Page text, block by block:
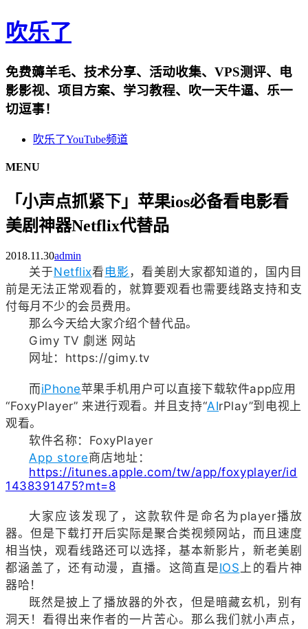
吹乐了
免费薅羊毛、技术分享、活动收集、VPS测评、电
影影视、项目方案、学习教程、吹一天牛逼、乐一
切逗事！
吹乐了YouTube频道
MENU
「小声点抓紧下」苹果ios必备看电影看
美剧神器Netflix代替品
2018.11.30admin
关于Netflix看 电影 ，看美剧大家都知道的，国内目
前是无法正常观看的，就算要观看也需要线路支持和支
付每月不少的会员费用。
那么今天给大家介绍个替代品。
Gimy TV 劇迷 网站
网址：https://gimy.tv
而iPhone苹果手机用户可以直接下载软件app应用
“FoxyPlayer” 来进行观看。并且支持“AIrPlay”到电视上
观看。
软件名称： FoxyPlayer
App store商店地址：
https://itunes.apple.com/tw/app/foxyplayer/id
1438391475?mt=8
大家应该发现了，这款软件是命名为player播放
器。但是下载打开后实际是聚合类视频网站，而且速度
相当快，观看线路还可以选择，基本新影片，新老美剧
都涵盖了，还有动漫，直播。这简直是IOS上的看片神
器哈！
既然是披上了播放器的外衣，但是暗藏玄机，别有
洞天！看得出来作者的一片苦心。那么我们就小声点，